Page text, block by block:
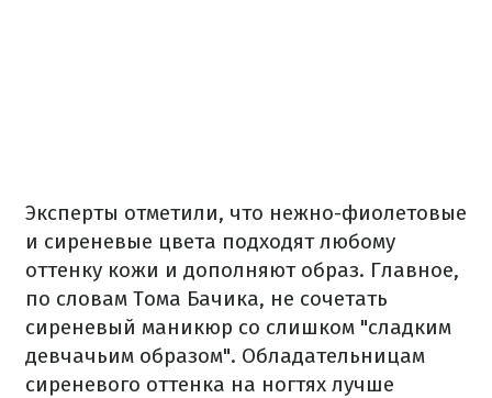
Эксперты отметили, что нежно-фиолетовые
и сиреневые цвета подходят любому
оттенку кожи и дополняют образ. Главное,
по словам Тома Бачика, не сочетать
сиреневый маникюр со слишком "сладким
девчачьим образом". Обладательницам
сиреневого оттенка на ногтях лучше